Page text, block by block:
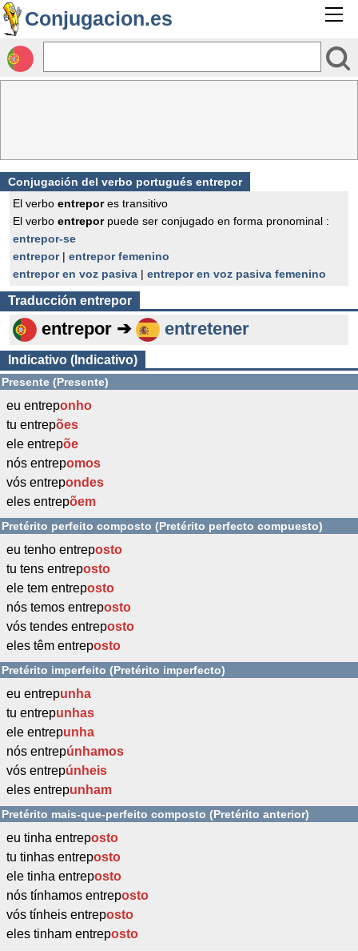
Conjugacion.es
Conjugación del verbo portugués entrepor
El verbo entrepores transitivo
El verbo entreporpuede ser conjugado en forma pronominal :
entrepor-se
entrepor| entrepor femenino
entrepor en voz pasiva | entrepor en voz pasiva femenino
Traducción entrepor
entrepor ➔ entretener
Indicativo (Indicativo)
Presente (Presente)
eu entreponho
tu entrepões
ele entrepõe
nós entrepomos
vós entrepondes
eles entrepõem
Pretérito perfeito composto (Pretérito perfecto compuesto)
eu tenho entreposto
tu tens entreposto
ele tem entreposto
nós temos entreposto
vós tendes entreposto
eles têm entreposto
Pretérito imperfeito (Pretérito imperfecto)
eu entrepunha
tu entrepunhas
ele entrepunha
nós entrepúnhamos
vós entrepúnheis
eles entrepunham
Pretérito mais-que-perfeito composto (Pretérito anterior)
eu tinha entreposto
tu tinhas entreposto
ele tinha entreposto
nós tínhamos entreposto
vós tínheis entreposto
eles tinham entreposto